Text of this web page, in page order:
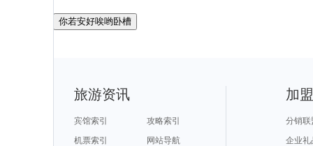
你若安好唉哟卧槽
旅游资讯
宾馆索引
攻略索引
机票索引
网站导航
加
分销联
企业礼